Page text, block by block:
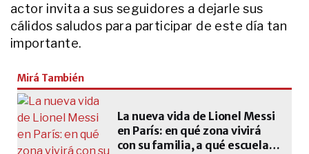
actor invita a sus seguidores a dejarle sus
cálidos saludos para participar de este día tan
importante.
Mirá También
La nueva vida de Lionel Messi
en París: en qué zona vivirá
con su familia, a qué escuela
ENTRETENIMIENTO
Entre sambas y guitarras: así
ACTUALIDAD
biólogo que “se enfrentó” a Nati
Jota en OLGA